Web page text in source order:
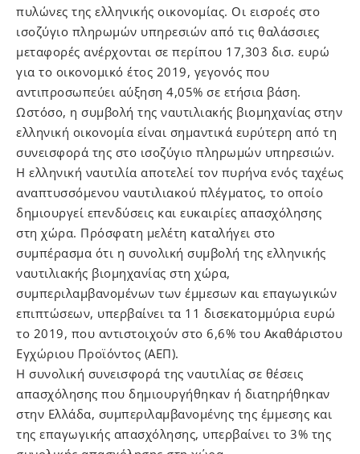
πυλώνες της ελληνικής οικονομίας. Οι εισροές στο
ισοζύγιο πληρωμών υπηρεσιών από τις θαλάσσιες
μεταφορές ανέρχονται σε περίπου 17,303 δισ. ευρώ
για το οικονομικό έτος 2019, γεγονός που
αντιπροσωπεύει αύξηση 4,05% σε ετήσια βάση.
Ωστόσο, η συμβολή της ναυτιλιακής βιομηχανίας στην
ελληνική οικονομία είναι σημαντικά ευρύτερη από τη
συνεισφορά της στο ισοζύγιο πληρωμών υπηρεσιών.
Η ελληνική ναυτιλία αποτελεί τον πυρήνα ενός ταχέως
αναπτυσσόμενου ναυτιλιακού πλέγματος, το οποίο
δημιουργεί επενδύσεις και ευκαιρίες απασχόλησης
στη χώρα. Πρόσφατη μελέτη καταλήγει στο
συμπέρασμα ότι η συνολική συμβολή της ελληνικής
ναυτιλιακής βιομηχανίας στη χώρα,
συμπεριλαμβανομένων των έμμεσων και επαγωγικών
επιπτώσεων, υπερβαίνει τα 11 δισεκατομμύρια ευρώ
το 2019, που αντιστοιχούν στο 6,6% του Ακαθάριστου
Εγχώριου Προϊόντος (ΑΕΠ).
Η συνολική συνεισφορά της ναυτιλίας σε θέσεις
απασχόλησης που δημιουργήθηκαν ή διατηρήθηκαν
στην Ελλάδα, συμπεριλαμβανομένης της έμμεσης και
της επαγωγικής απασχόλησης, υπερβαίνει το 3% της